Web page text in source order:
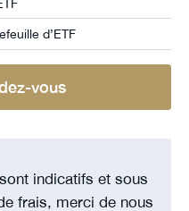
d’ETF
vous
indicatifs et sous
frais, merci de nous